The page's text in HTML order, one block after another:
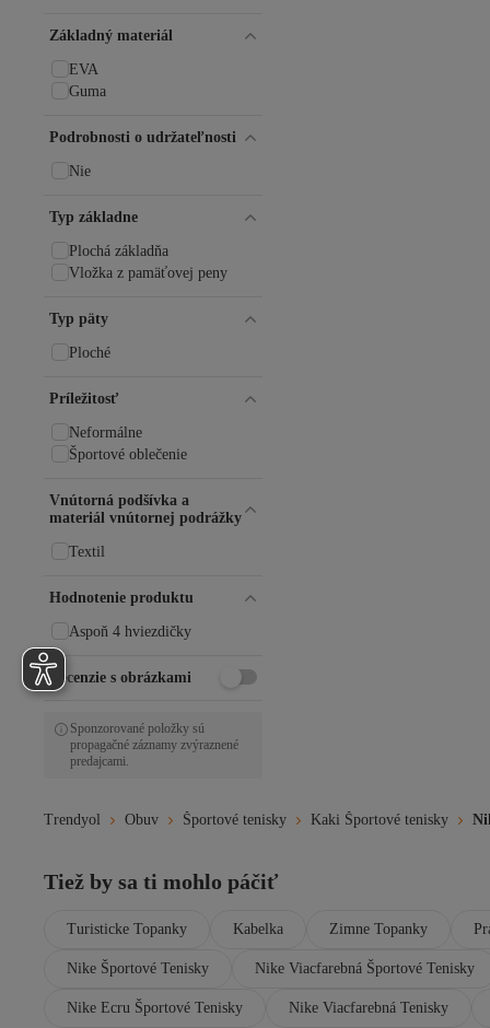
Základný materiál
EVA
Guma
Podrobnosti o udržateľnosti
Nie
Typ základne
Plochá základňa
Vložka z pamäťovej peny
Typ päty
Ploché
Príležitosť
Neformálne
Športové oblečenie
Vnútorná podšívka a
materiál vnútornej podrážky
Textil
Hodnotenie produktu
Aspoň 4 hviezdičky
Recenzie s obrázkami
Sponzorované položky sú
propagačné záznamy zvýraznené
predajcami.
Trendyol Obuv Športové tenisky Kaki Športové tenisky
Tiež by sa ti mohlo páčiť
Turisticke Topanky Kabelka Zimne Topanky
Nike Športové Tenisky Nike Viacfarebná Športové Tenisky
Nike Ecru Športové Tenisky Nike Viacfarebná Tenisky